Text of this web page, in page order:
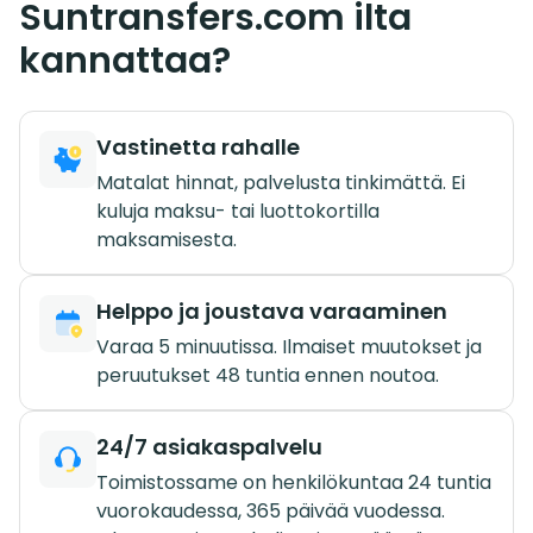
Suntransfers.com ilta
kannattaa?
Vastinetta rahalle
Matalat hinnat, palvelusta tinkimättä. Ei
kuluja maksu- tai luottokortilla
maksamisesta.
Helppo ja joustava varaaminen
Varaa 5 minuutissa. Ilmaiset muutokset ja
peruutukset 48 tuntia ennen noutoa.
24/7 asiakaspalvelu
Toimistossame on henkilökuntaa 24 tuntia
vuorokaudessa, 365 päivää vuodessa.